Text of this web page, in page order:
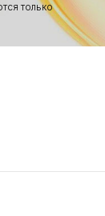
только